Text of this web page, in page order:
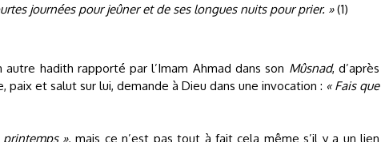
journées pour jeûner et de ses longues nuits pour prier. »(1)
hadith rapporté par l’Imam Ahmad dans son Mûsnad, d’après
paix et salut sur lui, demande à Dieu dans une invocation : « Fais que
printemps », mais ce n’est pas tout à fait cela même s’il y a un lien